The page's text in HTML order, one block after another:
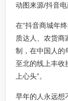
动图来源/抖音
在“抖音商城年
质达人、农货
制，在中国人的
至北的线上丰
上心头”。
早年的人永远想